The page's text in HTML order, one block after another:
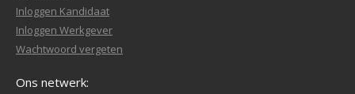
Inloggen Kandidaat
Inloggen Werkgever
Wachtwoord vergeten
Ons netwerk: